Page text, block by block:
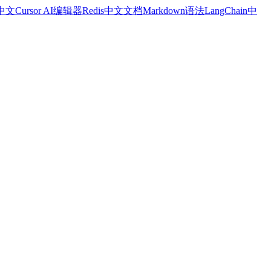
文Cursor AI编辑器Redis中文文档Markdown语法LangChain中